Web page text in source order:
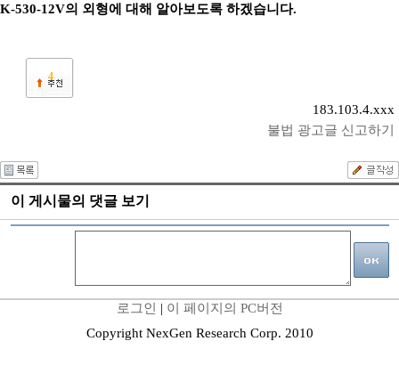
K-530-12V의 외형에 대해 알아보도록 하겠습니다.
4
183.103.4.xxx
불법 광고글 신고하기
이 게시물의 댓글 보기
로그인 | 이 페이지의 PC버전
Copyright NexGen Research Corp. 2010